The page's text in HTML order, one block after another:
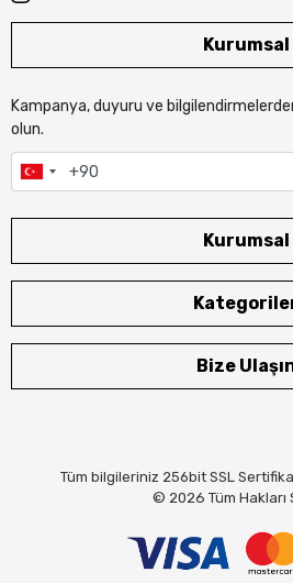
Kurumsal
Kampanya, duyuru ve
olun.
Kurumsal
Bize
Tüm bilgileriniz 256bit SSL
© 2026 Tüm Hakları